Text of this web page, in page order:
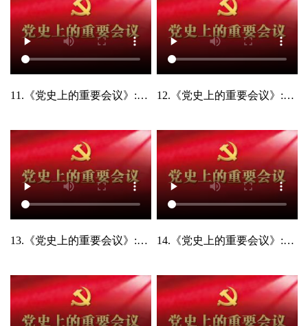
11.《党史上的重要会议》:中国共产党第七次全国代表大会 12.《党史上的重要会议》:中共七届二中全会
13.《党史上的重要会议》:中国共产党第八次全国代表大会 14.《党史上的重要会议》:中共十一届三中全会